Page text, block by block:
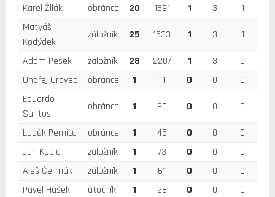
Karel Žilák
obránce 20 1691 1 3
1
Matyáš
Kodýdek
záložník 25 1533 1 3 1
Adam Pešek záložník 28 2207 1 3
0
Ondřej Oravec
obránce 1 11 0 0
0
Eduardo
Santos
obránce 1 90 0 0 0
Luděk Pernica obránce 1 45 0 0
0
Jan Kopic
záložník 1 73 0 0
0
Aleš Čermák
záložník 1 61 0 0
0
Pavel Hašek
útočník 1 28 0 0
0